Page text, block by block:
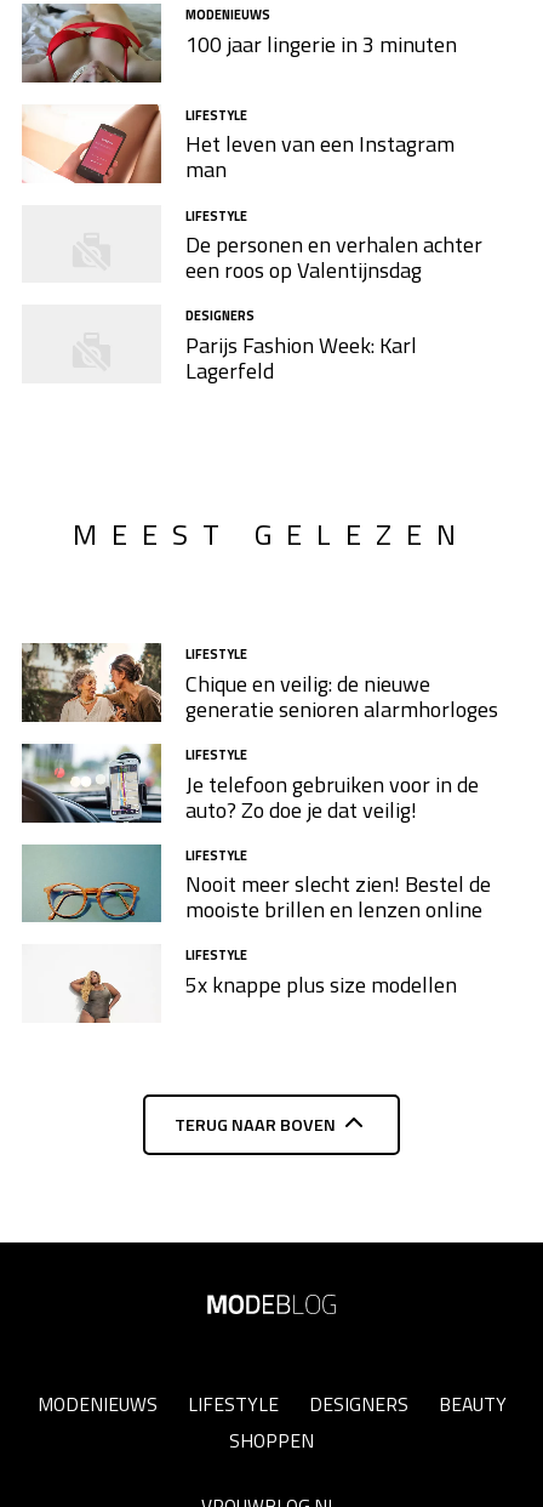
MODENIEUWS
100 jaar lingerie in 3 minuten
LIFESTYLE
Het leven van een Instagram
man
LIFESTYLE
De personen en verhalen achter
een roos op Valentijnsdag
DESIGNERS
Parijs Fashion Week: Karl
Lagerfeld
MEEST GELEZEN
LIFESTYLE
Chique en veilig: de nieuwe
generatie senioren alarmhorloges
LIFESTYLE
Je telefoon gebruiken voor in de
auto? Zo doe je dat veilig!
LIFESTYLE
Nooit meer slecht zien! Bestel de
mooiste brillen en lenzen online
LIFESTYLE
5x knappe plus size modellen​
TERUG NAAR BOVEN
MODENIEUWS LIFESTYLE DESIGNERS
BEAUTY
SHOPPEN